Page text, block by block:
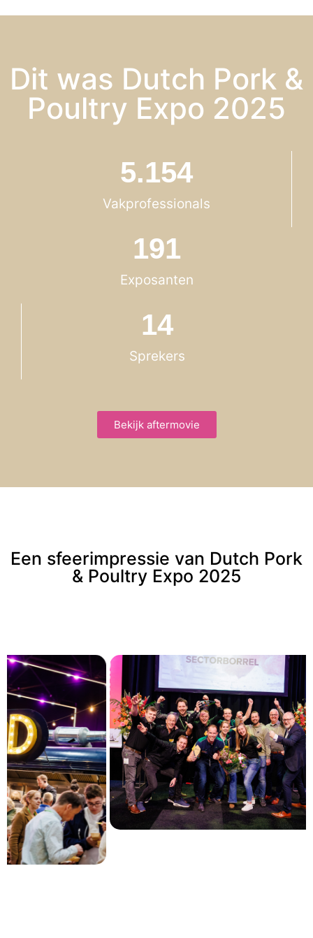
Dit was Dutch Pork &
Poultry Expo 2025
Vakprofessionals
5.154
Exposanten
191
Sprekers
14
Bekijk aftermovie
Een sfeerimpressie van Dutch Pork
& Poultry Expo 2025